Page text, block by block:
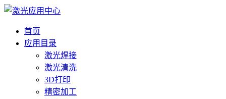
首页
应用目录
激光焊接
激光清洗
3D打印
精密加工